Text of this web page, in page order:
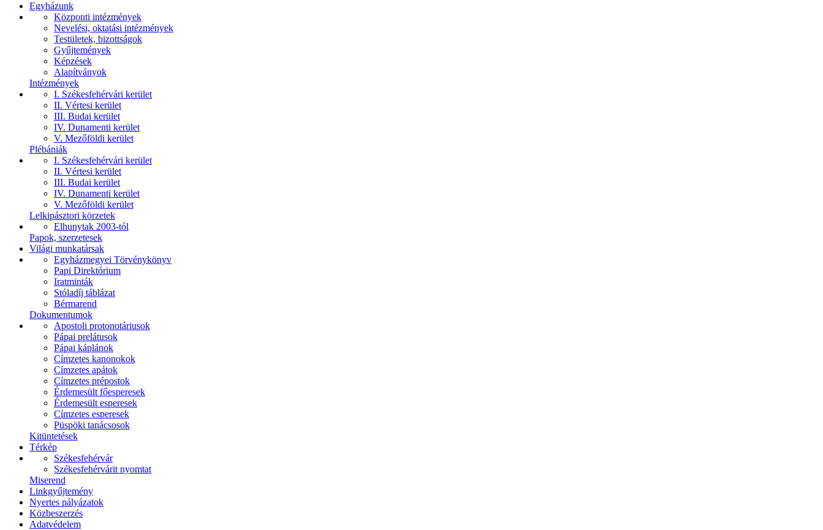
Egyházunk
Központi intézmények
Nevelési, oktatási intézmények
Testületek, bizottságok
Gyűjtemények
Képzések
Alapítványok
Intézmények
I. Székesfehérvári kerület
II. Vértesi kerület
III. Budai kerület
IV. Dunamenti kerület
V. Mezőföldi kerület
Plébániák
I. Székesfehérvári kerület
II. Vértesi kerület
III. Budai kerület
IV. Dunamenti kerület
V. Mezőföldi kerület
Lelkipásztori körzetek
Elhunytak 2003-tól
Papok, szerzetesek
Világi munkatársak
Egyházmegyei Törvénykönyv
Papi Direktórium
Iratminták
Stóladíj táblázat
Bérmarend
Dokumentumok
Apostoli protonotáriusok
Pápai prelátusok
Pápai káplánok
Címzetes kanonokok
Címzetes apátok
Címzetes prépostok
Érdemesült főesperesek
Érdemesült esperesek
Címzetes esperesek
Püspöki tanácsosok
Kitüntetések
Térkép
Székesfehérvár
Székesfehérvárit nyomtat
Miserend
Linkgyűjtemény
Nyertes pályázatok
Közbeszerzés
Adatvédelem